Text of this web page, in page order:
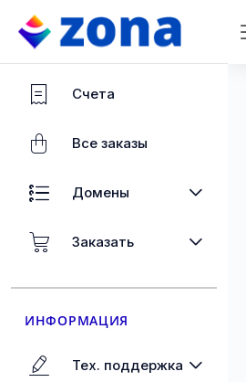
Счета
Все заказы
Домены
Заказать
ИНФОРМАЦИЯ
Тех. поддержка